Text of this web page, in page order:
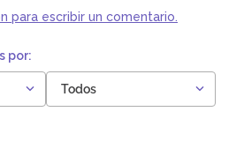
para escribir un comentario.
Todos